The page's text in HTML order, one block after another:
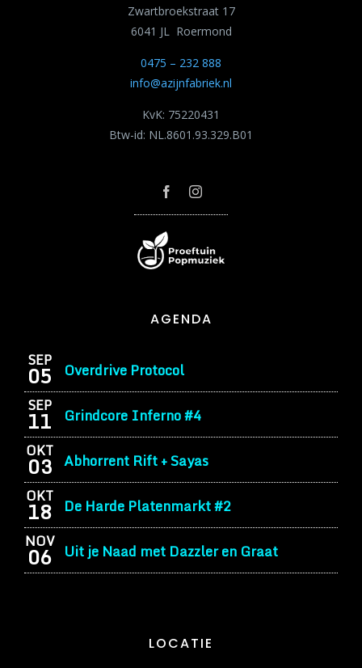
AGENDA
SEP
05 Overdrive Protocol
SEP
11 Grindcore Inferno #4
OKT
03 Abhorrent Rift + Sayas
OKT
18 De Harde Platenmarkt #2
NOV
06 Uit je Naad met Dazzler en Graat
Zwartbroekstraat 17
6041 JL Roermond
0475 – 232 888
info@azijnfabriek.nl
KvK: 75220431
Btw-id: NL.8601.93.329.B01
LOCATIE